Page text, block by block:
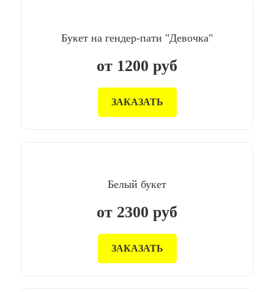
Букет на гендер-пати "Девочка"
от 1200 руб
ЗАКАЗАТЬ
Белый букет
от 2300 руб
ЗАКАЗАТЬ